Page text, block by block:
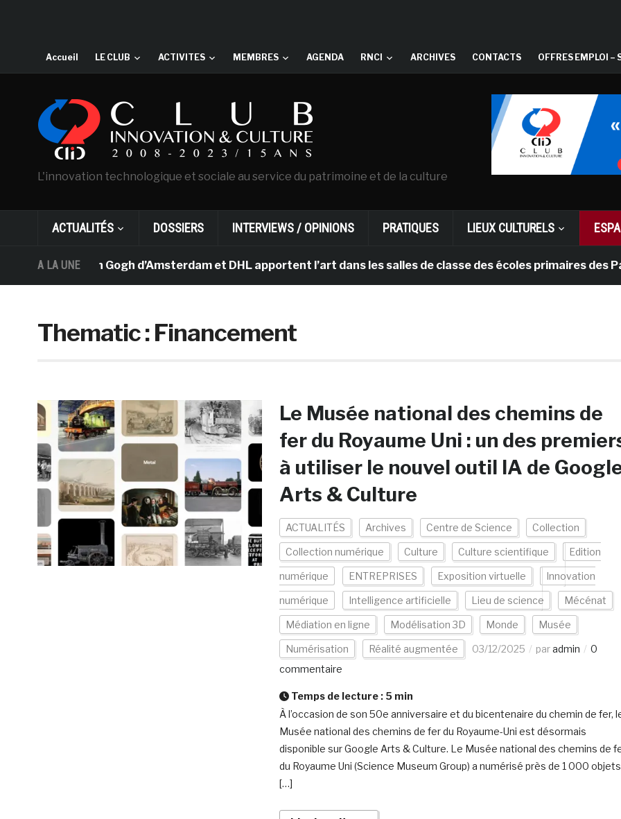
Accueil LE CLUB ACTIVITES MEMBRES AGENDA RNCI ARCHIVES CONTACTS OFFRES EMPLOI –
L'innovation technologique et sociale au service du patrimoine et de la culture
ACTUALITÉS DOSSIERS INTERVIEWS / OPINIONS PRATIQUES LIEUX CULTURELS
A LA UNE
musée Van Gogh d’Amsterdam et DHL apportent l’art dans les salles de classe des écoles primaires des Pays-
Thematic :Financement
Le Musée national des chemins de
fer du Royaume Uni : un des
à utiliser le nouvel outil IA de
Arts & Culture
ACTUALITÉS Archives Centre de Science Collection
Collection numérique Culture Culture scientifique Edition
numérique ENTREPRISES Exposition virtuelle Innovation
numérique Intelligence artificielle Lieu de science Mécénat
Médiation en ligne Modélisation 3D Monde Musée
Numérisation Réalité augmentée 03/12/2025 paradmin
0
commentaire
Temps de lecture : 5 min
À l’occasion de son 50e anniversaire et du bicentenaire du chemin de fer,
Musée national des chemins de fer du Royaume-Uni est désormais
disponible sur Google Arts & Culture. Le Musée national des chemins de
du Royaume Uni (Science Museum Group) a numérisé près de 1 000 objets
[…]